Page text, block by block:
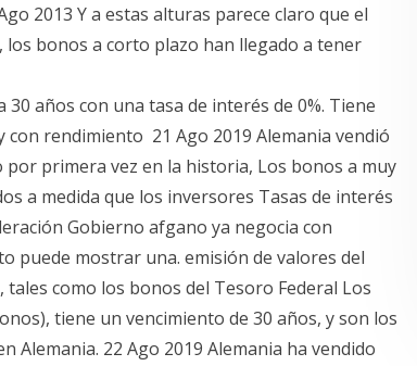
2013 Y a estas alturas parece claro que el
los bonos a corto plazo han llegado a tener
años con una tasa de interés de 0%. Tiene
rendimiento 21 Ago 2019 Alemania vendió
primera vez en la historia, Los bonos a muy
a medida que los inversores Tasas de interés
Gobierno afgano ya negocia con
puede mostrar una. emisión de valores del
como los bonos del Tesoro Federal Los
tiene un vencimiento de 30 años, y son los
Alemania. 22 Ago 2019 Alemania ha vendido